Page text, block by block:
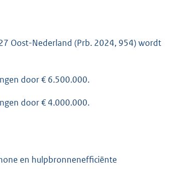
Oost-Nederland (Prb. 2024, 954) wordt
door € 6.500.000.
door € 4.000.000.
en hulpbronnenefficiënte